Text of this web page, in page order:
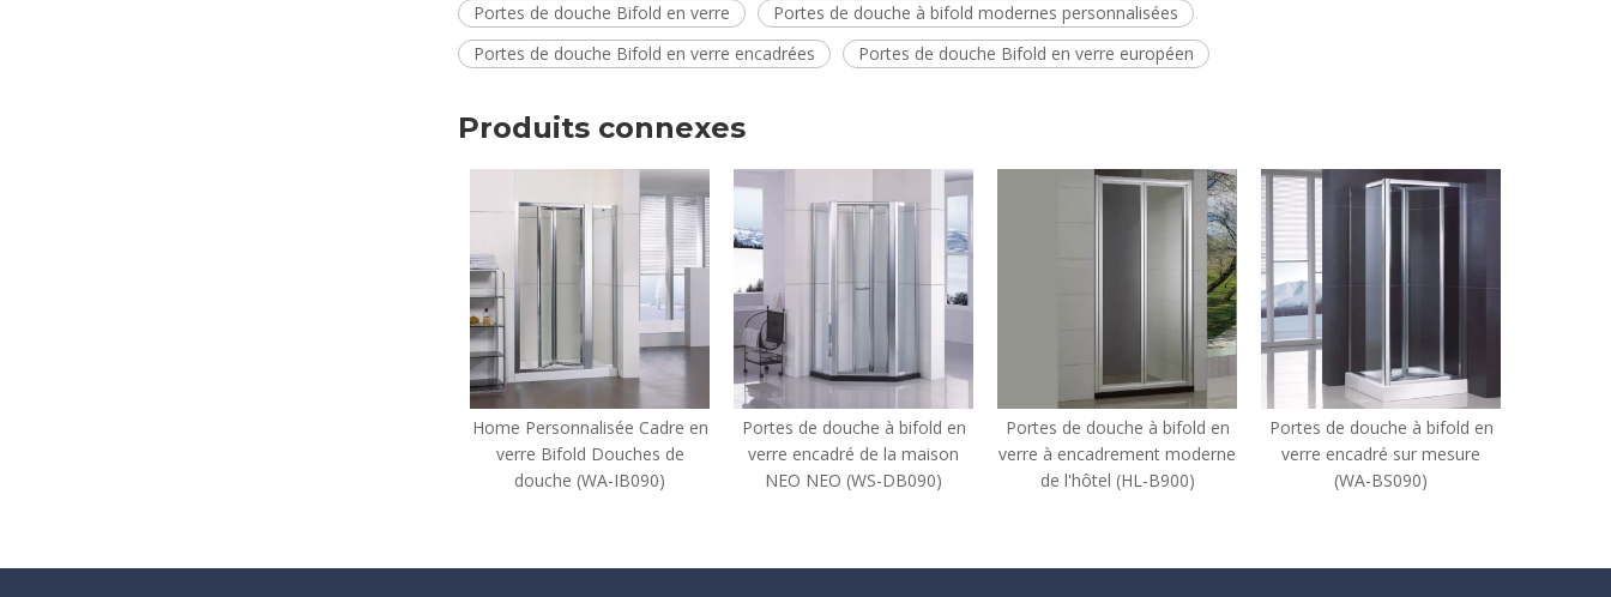
Portes de douche Bifold en verre
Portes de douche à bifold modernes personnalisées
Portes de douche Bifold en verre encadrées
Portes de douche Bifold en verre européen
Produits connexes
Home Personnalisée Cadre en
verre Bifold Douches de
Portes de douche à bifold en
verre encadré de la maison
NEO NEO (WS-DB090)
Portes de douche à bifold en
verre à encadrement moderne
de l'hôtel (HL-B900)
Portes de douche à bifold en
verre encadré sur mesure
(WA-BS090)
Portes de douche à bifold de
salle de bain personnalisée de
l'hôtel (WS-IB090)